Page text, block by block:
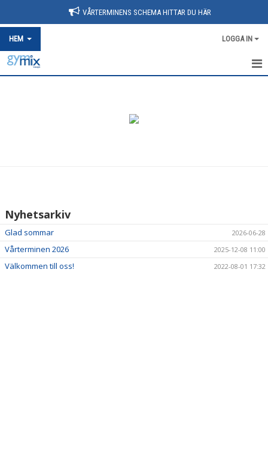
VÅRTERMINENS SCHEMA HITTAR DU HÄR
HEM LOGGA IN
BLI LEDARE
OM FÖRENINGEN
KALENDER
Nyhetsarkiv
Glad sommar 2026-06-28
Vårterminen 2026 2025-12-08 11:00
Välkommen till oss! 2022-08-01 17:32